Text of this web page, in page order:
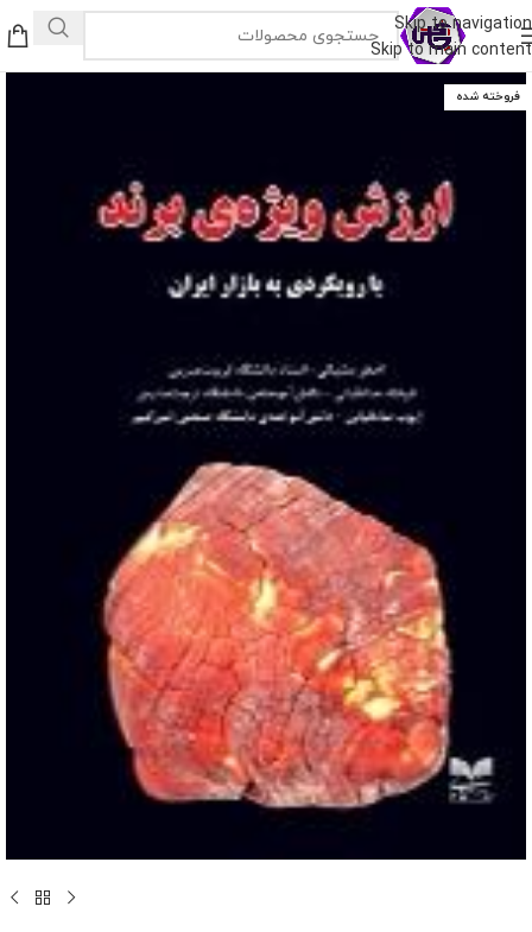
Skip to navigation
Skip to main content
فروخته شده